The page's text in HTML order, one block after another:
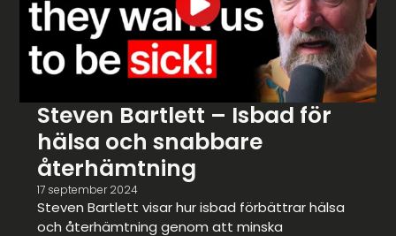
Steven Bartlett – Isbad för
hälsa och snabbare
återhämtning
17 september 2024
Steven Bartlett visar hur isbad förbättrar hälsa
och återhämtning genom att minska